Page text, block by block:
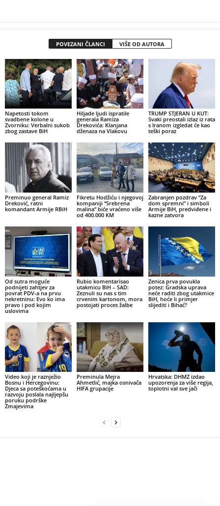
POVEZANI ČLANCI VIŠE OD AUTORA
Napetosti tokom
svadbene kolone u
Zvorniku: Verbalni sukob
zbog zastave BiH
Hiljade ljudi ispratile
generala Ramiza
Drekovića: Klanjana
dženaza na Vlakovu
TRUMP STJERAN U KUT:
Svaki preostali izlaz iz rata
s Iranom izgledat će kao
teški poraz
Preminuo general Ramiz
Dreković, ratni
komandant Armije RBiH
Fikretu Hodžiću i njegovoj
kompaniji “Srebrena
malina” biće vraćeno više
od 400.000 KM
Zabranjen pozdrav “Za
dom spremni” i simboli
Armije BiH, predviđene i
kazne zatvora
Od sutra moguće
podnijeti zahtjev za
povrat PDV-a na prvu
nekretninu: Evo ko ima
pravo i pod kojim
uslovima
Rubio komentarisao
utakmicu BiH – SAD:
Zeznuli su nas s tim
crvenim kartonom, mora
postojati proces žalbe
Zenica prva povukla
potez: Gradska uprava
neće raditi zbog utakmice
BiH, hoće li primjer
slijediti i Bihać?
Video koji je raznježio
Bosnu i Hercegovinu:
Djeca sa poteškoćama u
razvoju poslala najljepšu
poruku podrške
Zmajevima
Preminula Mejra
Ahmetlić, majka osnivača
HIFA grupacije
Hrvatska: DHMZ izdao
upozorenja za više regija,
toplotni val sve jači